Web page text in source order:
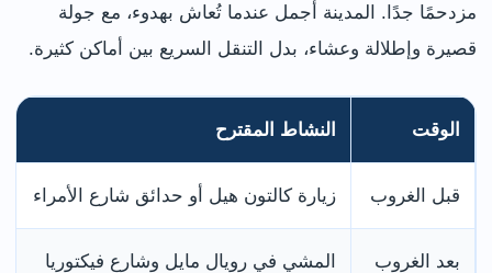
مزدحمًا جدًا. المدينة أجمل عندما تُعاش بهدوء، مع جولة
قصيرة وإطلالة وعشاء، بدل التنقل السريع بين أماكن كثيرة.
الوقت النشاط المقترح
قبل الغروب زيارة كالتون هيل أو حدائق شارع الأمراء
بعد الغروب المشي في رويال مايل وشارع فيكتوريا